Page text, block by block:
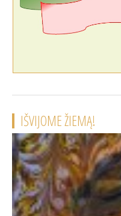
IŠVIJOME ŽIEMĄ!